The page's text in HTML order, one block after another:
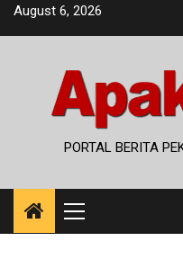
SkipAugust 6, 2026
PORTAL BERITA
Primary
Menu